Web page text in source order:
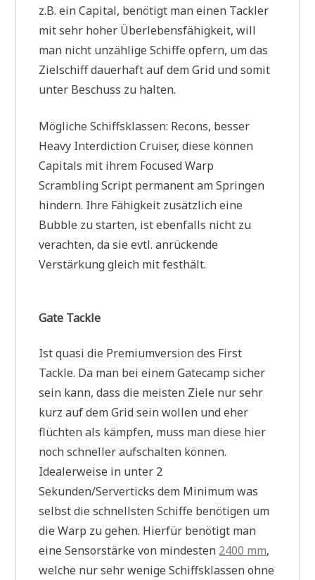
z.B. ein Capital, benötigt man einen Tackler
mit sehr hoher Überlebensfähigkeit, will
man nicht unzählige Schiffe opfern, um das
Zielschiff dauerhaft auf dem Grid und somit
unter Beschuss zu halten.
Mögliche Schiffsklassen: Recons, besser
Heavy Interdiction Cruiser, diese können
Capitals mit ihrem Focused Warp
Scrambling Script permanent am Springen
hindern. Ihre Fähigkeit zusätzlich eine
Bubble zu starten, ist ebenfalls nicht zu
verachten, da sie evtl. anrückende
Verstärkung gleich mit festhält.
Gate Tackle
Ist quasi die Premiumversion des First
Tackle. Da man bei einem Gatecamp sicher
sein kann, dass die meisten Ziele nur sehr
kurz auf dem Grid sein wollen und eher
flüchten als kämpfen, muss man diese hier
noch schneller aufschalten können.
Idealerweise in unter 2
Sekunden/Serverticks dem Minimum was
selbst die schnellsten Schiffe benötigen um
die Warp zu gehen. Hierfür benötigt man
eine Sensorstärke von mindesten 2400 mm,
welche nur sehr wenige Schiffsklassen ohne